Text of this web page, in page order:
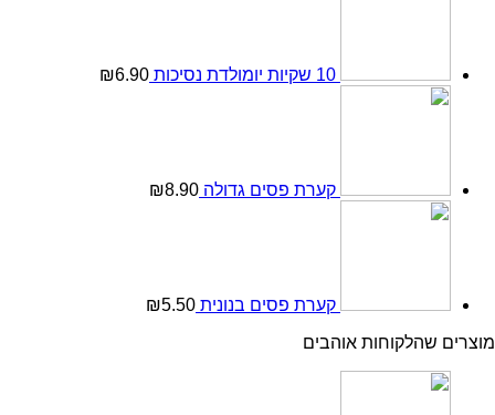
10 שקיות יומולדת נסיכות ₪6.90
קערת פסים גדולה ₪8.90
קערת פסים בנונית ₪5.50
מוצרים שהלקוחות אוהבים